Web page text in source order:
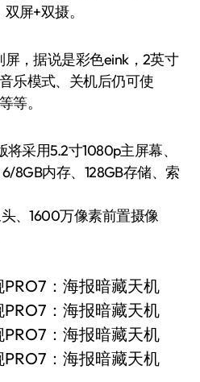
屏+双摄。
屏，据说是彩色eink，2英寸
乐模式、关机后仍可使
等。
采用5.2寸1080p主屏幕、
8GB内存、128GB存储、索
、1600万像素前置摄像